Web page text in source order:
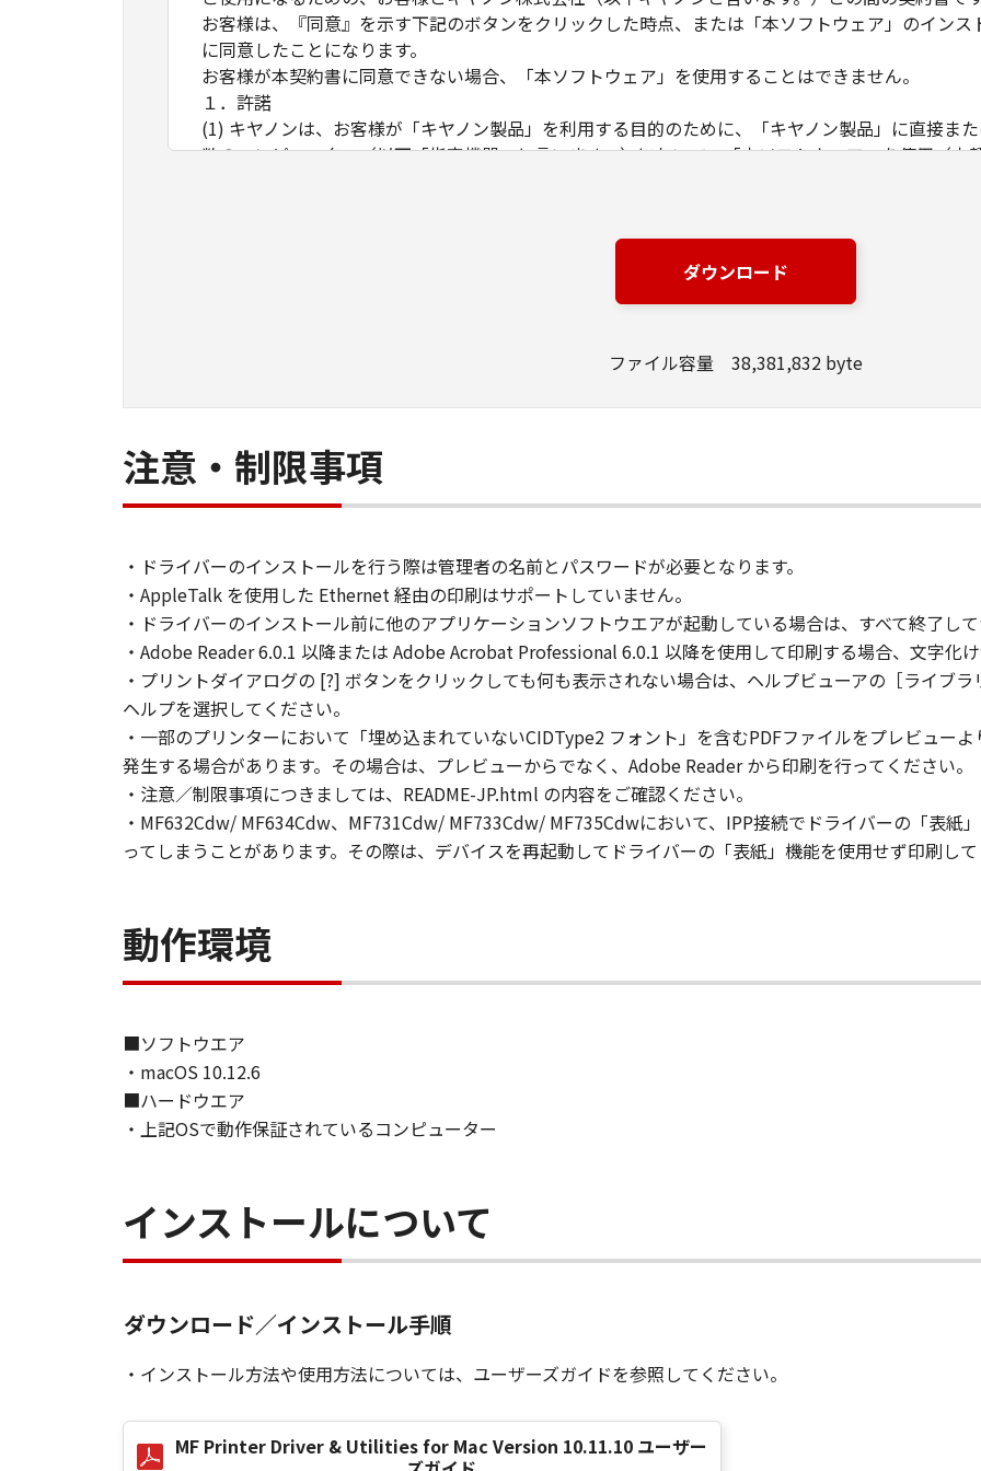
お客様は、『同意』を示す下記のボタンをクリックした時点、または「本ソフトウェア」のイン
に同意したことになります。
お客様が本契約書に同意できない場合、「本ソフトウェア」を使用することはできません。
１．許諾
(1) キヤノンは、お客様が「キヤノン製品」を利用する目的のために、「キヤノン製品」に直接ま
数のコンピューター（以下「指定機器」と言います。）において、「本ソフトウェア」を使用（本
ネットワークを通じて接続されたコンピューター上で、かかるコンピューターの使用者に対して
できますが、かかるコンピューターの使用者に本契約書上の義務および条件を遵守させるととも
(2) お客様は、上記(1)に基づいて「本ソフトウェア」を使用するためのバックアップとして、「
(3) 上記(1)および(2)に定める場合を除き、キヤノンまたはキヤノンのライセンサーのいかなる知
２．制限
(1) お客様は、再使用許諾、譲渡、販売、頒布、リースもしくは貸与その他の方法により、第三者
３．著作権表示
お客様は、「本ソフトウェア」に含まれるキヤノンまたはキヤノンのライセンサーの著作権表示
りません。
４．所有権
「本ソフトウェア」に係る権原および所有権は、その内容によりキヤノンまたはキヤノンのライセ
５．輸出
お客様は、日本国政府または関連する外国政府より必要な許可等を得ることなしに、「本ソフト
は間接に輸出してはなりません。
トウェア」の使用を支援すること、および「本ソフトウェア」に対してアップデート、バグの修
て、いかなる責任も負うものではありません。
(1) 「本ソフトウェア」は、『現状のまま』の状態で使用許諾されます。キヤノン、キヤノンのラ
ノンの関連会社、それらの販売代理店または販売店のいずれも、「本ソフトウェア」に関して、
証を含め、いかなる保証も、明示たると黙示たるとを問わず一切しないものとします。
(2) キヤノン、キヤノンのライセンサー、キヤノンの子会社、キヤノンの関連会社、それらの販売
ヤノンのライセンサー、キヤノンの子会社、キヤノンの関連会社、それらの販売代理店または販
されていた場合でも同様です。
(3) キヤノン、キヤノンのライセンサー、キヤノンの子会社、キヤノンの関連会社、それらの販売
責任を負わないものとします。
８．契約期間
(1) 本契約書は、お客様が、『同意』を示す下記のボタンをクリックした時点、または「本ソフト
効し、下記(2)または(3)により終了されるまで有効に存続します。
(2) お客様は、「本ソフトウェア」およびその複製物のすべてを廃棄および消去することにより、
ダウンロード
ファイル容量 38,381,832 byte
注意・制限事項
・ドライバーのインストールを行う際は管理者の名前とパスワードが必要となります。
・AppleTalk を使用した Ethernet 経由の印刷はサポートしていません。
・ドライバーのインストール前に他のアプリケーションソフトウエアが起動している場合は、すべて終了し
・Adobe Reader 6.0.1 以降または Adobe Acrobat Professional 6.0.1 以降を使用して印刷する場合、文字化
・プリントダイアログの [?] ボタンをクリックしても何も表示されない場合は、ヘルプビューアの［ライブ
ヘルプを選択してください。
・一部のプリンターにおいて「埋め込まれていないCIDType2 フォント」を含むPDFファイルをプレビュー
発生する場合があります。その場合は、プレビューからでなく、Adobe Reader から印刷を行ってください。
・注意／制限事項につきましては、README-JP.html の内容をご確認ください。
・MF632Cdw/ MF634Cdw、MF731Cdw/ MF733Cdw/ MF735Cdwにおいて、IPP接続でドライバーの「表紙
ってしまうことがあります。その際は、デバイスを再起動してドライバーの「表紙」機能を使用せず印刷し
動作環境
■ソフトウエア
・macOS 10.12.6
■ハードウエア
・上記OSで動作保証されているコンピューター
インストールについて
ダウンロード／インストール手順
・インストール方法や使用方法については、ユーザーズガイドを参照してください。
MF Printer Driver & Utilities for Mac Version 10.11.10 ユーザー